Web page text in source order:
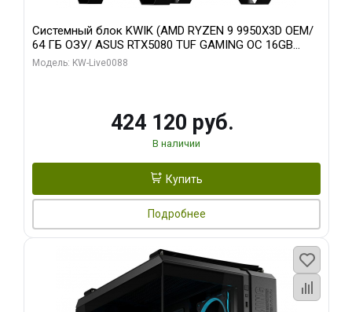
Системный блок KWIK (AMD RYZEN 9 9950X3D OEM/
64 ГБ ОЗУ/ ASUS RTX5080 TUF GAMING OC 16GB
GDDR7 256bit 3xDP 3x/ 960 ГБ SSD)
Модель: KW-Live0088
424 120 руб.
В наличии
Купить
Подробнее